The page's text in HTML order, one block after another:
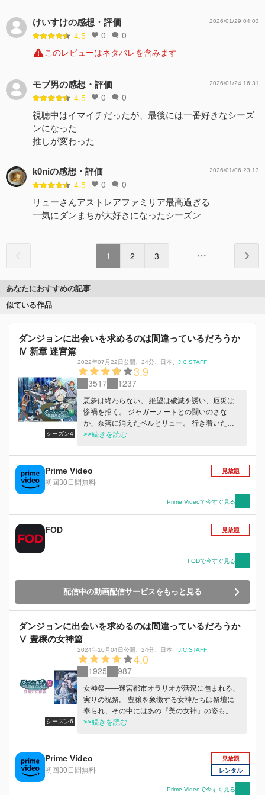
けいすけの感想・評価
4.5 0 0
2026/01/29 04:03
このレビューはネタバレを含みます
モブ男の感想・評価
4.5 0 0
2026/01/24 16:31
視聴中はイマイチだったが、最後には一番好きなシーズ
ンになった
推しが変わった
k0niの感想・評価
4.5 0 0
2026/01/06 23:13
リューさんアストレアファミリア最高過ぎる
一気にダンまちが大好きになったシーズン
1 2 3
あなたにおすすめの記事
似ている作品
ダンジョンに出会いを求めるのは間違っているだろうか
Ⅳ 新章 迷宮篇
シーズン4
2022年07月22日公開、 24分、 日本、 J.C.STAFF
3.9
3517 1237
悪夢は終わらない。 絶望は破滅を誘い、厄災は
惨禍を招く。 ジャガーノートとの闘いのさな
か、奈落に消えたベルとリュー。 行き着いた先
は、全ての冒険者が恐れるダンジョンの深淵
厄災の脅威。 迷宮決死行の渦中、五年前の後悔
に苛まれる妖精はかつての仲間を追憶する。 一
方、ベル不在のパーティの前に現れたのは、双頭
出す凶悪な炎流が全てを呑み込む。 希望も光明
も失われた迷宮で、冒険者達が辿る運命は幕切れ
か、それとも…… これは少年と妖精が押し寄せ
る死に抗う、過酷に満ちた【眷族の物語（ファミ
>>続きを読む
Prime Video
初回30日間無料
見放題
Prime Videoで今すぐ見る
FOD 見放題
FODで今すぐ見る
配信中の動画配信サービスをもっと見る
ダンジョンに出会いを求めるのは間違っているだろうか
Ⅴ 豊穣の女神篇
シーズン6
2024年10月04日公開、 24分、 日本、 J.C.STAFF
4.0
1925 987
女神祭――迷宮都市オラリオが活況に包まれる、
実りの祝祭。 豊穣を象徴する女神たちは祭壇に
奉られ、その中にはあの『美の女神』の姿も。
ダンジョン深層という死地から生還を果たし、日
賑を楽しむはずだった…… ――とある酒場の娘
から一通の手紙が届くまでは。 『ベルさんへ
今度の女神祭、二人だけデートしてください。
シルより』 都市の片隅、小さな酒場で固まっ
た、少女のたったひとつの決意が、少年と迷宮都
>>続きを読む
Prime Video
初回30日間無料
見放題
レンタル
Prime Videoで今すぐ見る